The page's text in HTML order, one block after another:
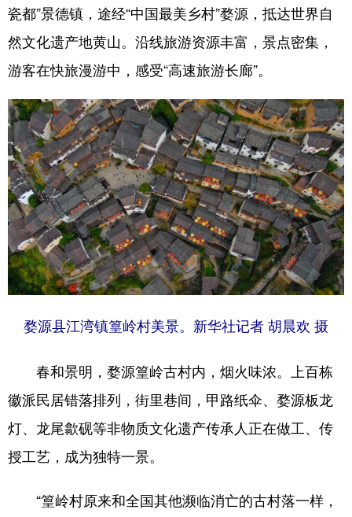
广东 广西 海南 重庆
四川 贵州 云南 西藏
陕西 甘肃 青海
新疆 内蒙古 黑龙江
多语种频道
English Español Français عربى
Русский язык 日本語 한국어
Deutsch Português
瓷都”景德镇，途经“中国最美乡村”婺源，抵达世界自
然文化遗产地黄山。沿线旅游资源丰富，景点密集，
游客在快旅漫游中，感受“高速旅游长廊”。
婺源县江湾镇篁岭村美景。 新华社记者 胡晨欢 摄
春和景明，婺源篁岭古村内，烟火味浓。上百栋
徽派民居错落排列，街里巷间，甲路纸伞、婺源板龙
灯、龙尾歙砚等非物质文化遗产传承人正在做工、传
授工艺，成为独特一景。
“篁岭村原来和全国其他濒临消亡的古村落一样，